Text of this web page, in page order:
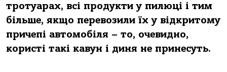
тротуарах, всі продукти у пилюці і тим
більше, якщо перевозили їх у відкритому
причепі автомобіля – то, очевидно,
користі такі кавун і диня не принесуть.